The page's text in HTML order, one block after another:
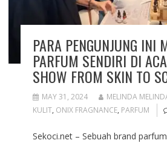
PARA PENGUNJUNG INI
PARFUM SENDIRI DI
SHOW FROM SKIN TO
MAY 31, 2024 MELINDA
KULIT, ONIX FRAGNANCE, PARFUM
Sekoci.net – Sebuah brand